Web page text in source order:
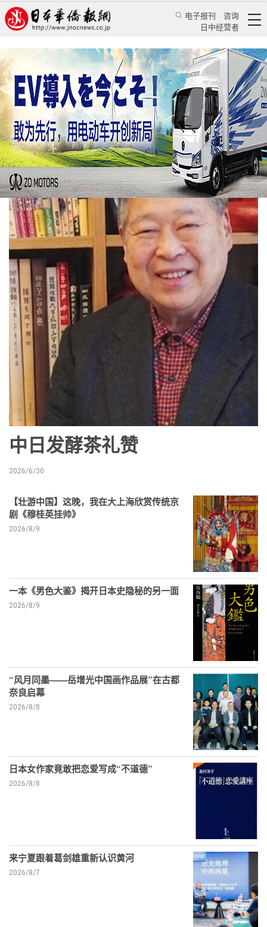
电子报刊
咨询
日中经营者
中日发酵茶礼赞
2026/6/30
【壮游中国】这晚，我在大上海欣赏传统京
剧《穆桂英挂帅》
2026/8/9
一本《男色大鉴》揭开日本史隐秘的另一面
2026/8/9
“风月同墨——岳增光中国画作品展”在古都
奈良启幕
2026/8/8
日本女作家竟敢把恋爱写成“不道德”
2026/8/8
来宁夏跟着葛剑雄重新认识黄河
2026/8/7